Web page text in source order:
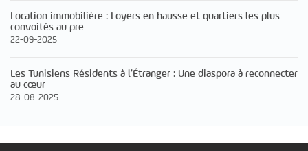
Location immobilière : Loyers en hausse et quartiers les plus
convoités au pre
22-09-2025
Les Tunisiens Résidents à l’Étranger : Une diaspora à reconnecter
au cœur
28-08-2025